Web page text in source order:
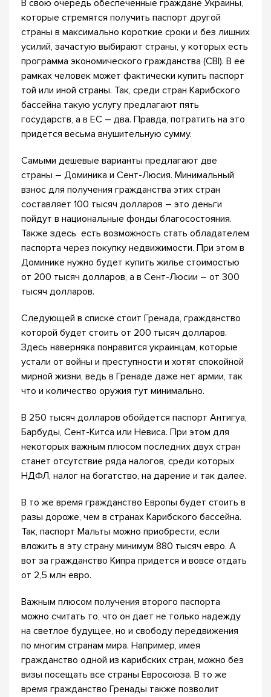
В свою очередь обеспеченные граждане Украины,
которые стремятся получить паспорт другой
страны в максимально короткие сроки и без лишних
усилий, зачастую выбирают страны, у которых есть
программа экономического гражданства (CBI). В ее
рамках человек может фактически купить паспорт
той или иной страны. Так, среди стран Карибского
бассейна такую услугу предлагают пять
государств, а в ЕС – два. Правда, потратить на это
придется весьма внушительную сумму.
Самыми дешевые варианты предлагают две
страны – Доминика и Сент-Люсия. Минимальный
взнос для получения гражданства этих стран
составляет 100 тысяч долларов – это деньги
пойдут в национальные фонды благосостояния.
Также здесь есть возможность стать обладателем
паспорта через покупку недвижимости. При этом в
Доминике нужно будет купить жилье стоимостью
от 200 тысяч долларов, а в Сент-Люсии – от 300
тысяч долларов.
Следующей в списке стоит Гренада, гражданство
которой будет стоить от 200 тысяч долларов.
Здесь наверняка понравится украинцам, которые
устали от войны и преступности и хотят спокойной
мирной жизни, ведь в Гренаде даже нет армии, так
что и количество оружия тут минимально.
В 250 тысяч долларов обойдется паспорт Антигуа,
Барбуды, Сент-Китса или Невиса. При этом для
некоторых важным плюсом последних двух стран
станет отсутствие ряда налогов, среди которых
НДФЛ, налог на богатство, на дарение и так далее.
В то же время гражданство Европы будет стоить в
разы дороже, чем в странах Карибского бассейна.
Так, паспорт Мальты можно приобрести, если
вложить в эту страну минимум 880 тысяч евро. А
вот за гражданство Кипра придется и вовсе отдать
от 2,5 млн евро.
Важным плюсом получения второго паспорта
можно считать то, что он дает не только надежду
на светлое будущее, но и свободу передвижения
по многим странам мира. Например, имея
гражданство одной из карибских стран, можно без
визы посещать все страны Евросоюза. В то же
время гражданство Гренады также позволит